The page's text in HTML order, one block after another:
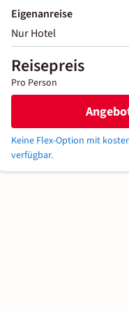
Eigenanreise
Nur Hotel
Reisepreis
Pro Person
Keine Flex-Option mit
verfügbar.